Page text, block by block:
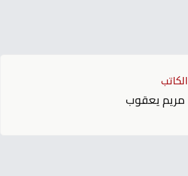
الكاتب
مريم يعقوب